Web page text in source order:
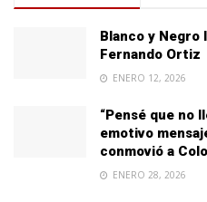
Blanco y
Fernando Ortiz
ENERO 12, 2026
“Pensé que no
emotivo
conmovió a
ENERO 28, 2026